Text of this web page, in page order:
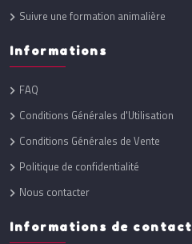
Suivre une formation animalière
Informations
FAQ
Conditions Générales d'Utilisation
Conditions Générales de Vente
Politique de confidentialité
Nous contacter
Informations de contact